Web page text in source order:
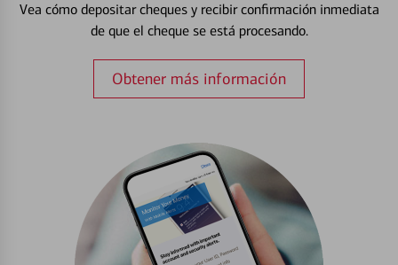
Vea cómo depositar cheques y recibir confirmación inmediata
de que el cheque se está procesando.
Obtener más información